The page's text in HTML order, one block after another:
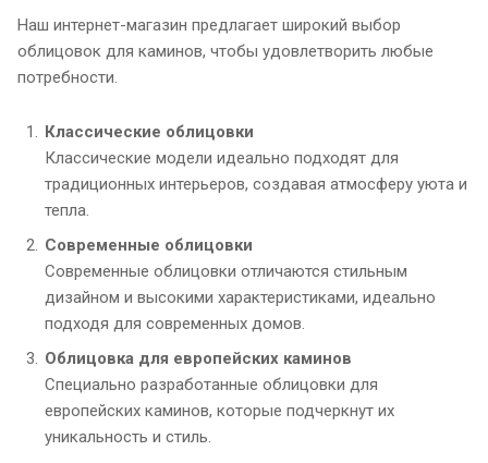
Наш интернет-магазин предлагает широкий выбор
облицовок для каминов, чтобы удовлетворить любые
потребности.
Классические облицовки
Классические модели идеально подходят для
традиционных интерьеров, создавая атмосферу уюта и
тепла.
Современные облицовки
Современные облицовки отличаются стильным
дизайном и высокими характеристиками, идеально
подходя для современных домов.
Облицовка для европейских каминов
Специально разработанные облицовки для
европейских каминов, которые подчеркнут их
уникальность и стиль.